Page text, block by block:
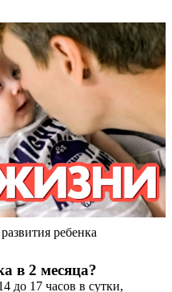
ребенка
в 2 месяца?
до 17 часов в сутки,